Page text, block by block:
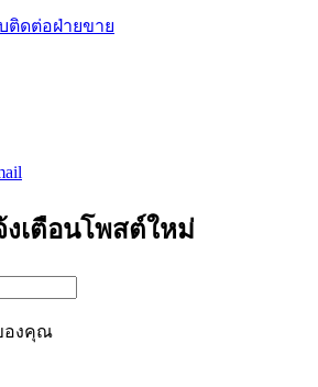
ติดต่อฝ่ายขาย
เตือนโพสต์ใหม่
องคุณ